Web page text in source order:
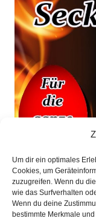
Um dir ein optimales
Cookies, um
zuzugreifen. Wenn du
wie das Surfverhalten
Wenn du deine
bestimmte Merkmale
Osterfeuer in